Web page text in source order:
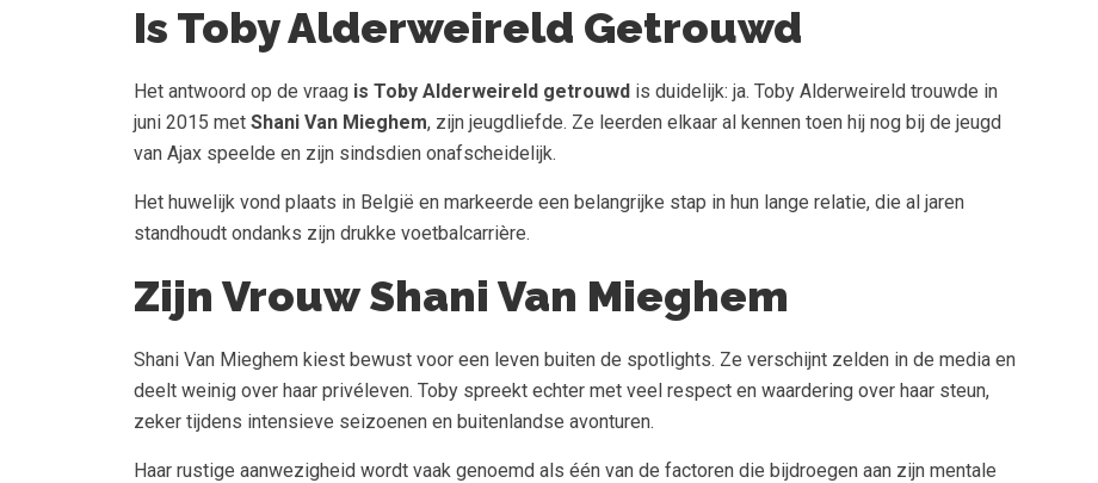
Is Toby Alderweireld Getrouwd
Het antwoord op de vraag is Toby Alderweireld getrouwd is duidelijk: ja. Toby Alderweireld trouwde in
juni 2015 met Shani Van Mieghem, zijn jeugdliefde. Ze leerden elkaar al kennen toen hij nog bij de jeugd
van Ajax speelde en zijn sindsdien onafscheidelijk.
Het huwelijk vond plaats in België en markeerde een belangrijke stap in hun lange relatie, die al jaren
standhoudt ondanks zijn drukke voetbalcarrière.
Zijn Vrouw Shani Van Mieghem
Shani Van Mieghem kiest bewust voor een leven buiten de spotlights. Ze verschijnt zelden in de media en
deelt weinig over haar privéleven. Toby spreekt echter met veel respect en waardering over haar steun,
zeker tijdens intensieve seizoenen en buitenlandse avonturen.
Haar rustige aanwezigheid wordt vaak genoemd als één van de factoren die bijdroegen aan zijn mentale